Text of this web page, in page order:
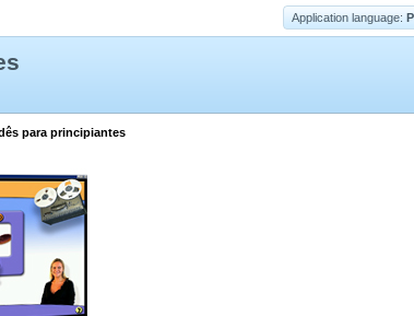
Application language:
para principiantes